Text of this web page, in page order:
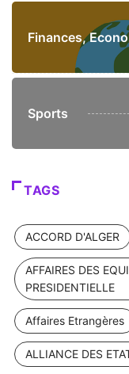
Finances,
Sports
TAGS
ACCORD D'ALGER
AFFAIRES DES
PRESIDENTIELLE
Affaires Etrangères
ALLIANCE DES